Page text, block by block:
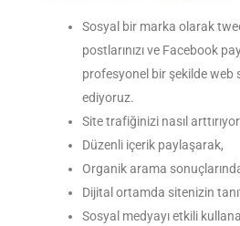
Sosyal bir marka olarak
postlarınızı ve Facebook
profesyonel bir şekilde web
ediyoruz.
Site trafiğinizi nasıl
Düzenli içerik paylaşarak,
Organik arama
Dijital ortamda sitenizin
Sosyal medyayı etkili